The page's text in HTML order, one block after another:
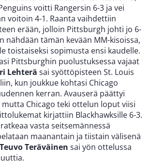
voitti Rangersin 6-3 ja vei
voitoin 4-1. Raanta vaihdettiin
erään, jolloin Pittsburgh johti jo 6-
nähdään tämän kevään MM-kisoissa,
toistaiseksi sopimusta ensi kaudelle.
Pittsburghin puolustuksessa vajaat
Lehterä sai syöttöpisteen St. Louis
kun joukkue kohtasi Chicago
kerran. Avauserä päättyi
Chicago teki ottelun loput viisi
kirjattiin Blackhawksille 6-3.
vasta seitsemännessä
maanantain ja tiistain välisenä
Teuvo Teräväinen sai yön ottelussa